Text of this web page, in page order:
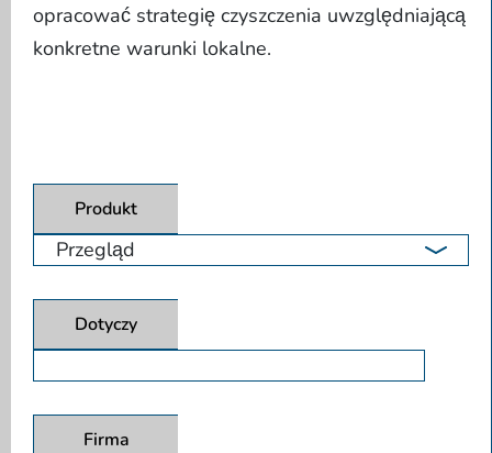
opracować strategię czyszczenia uwzględniającą
konkretne warunki lokalne.
Produkt
Dotyczy
Firma